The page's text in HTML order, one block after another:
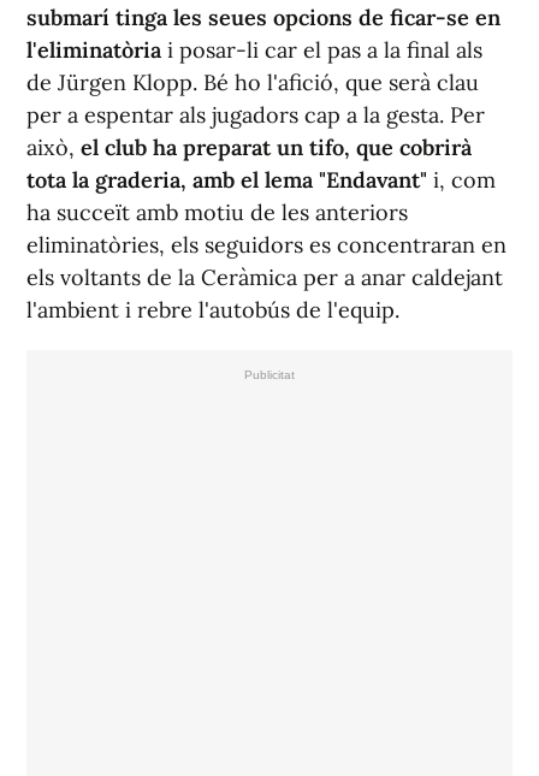
submarí tinga les seues opcions de ficar-se en
l'eliminatòria i posar-li car el pas a la final als
de Jürgen Klopp. Bé ho l'afició, que serà clau
per a espentar als jugadors cap a la gesta. Per
això, el club ha preparat un tifo, que cobrirà
tota la graderia, amb el lema "Endavant" i, com
ha succeït amb motiu de les anteriors
eliminatòries, els seguidors es concentraran en
els voltants de la Ceràmica per a anar caldejant
l'ambient i rebre l'autobús de l'equip.